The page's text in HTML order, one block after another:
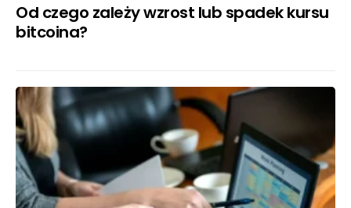
Od czego zależy wzrost lub spadek kursu
bitcoina?